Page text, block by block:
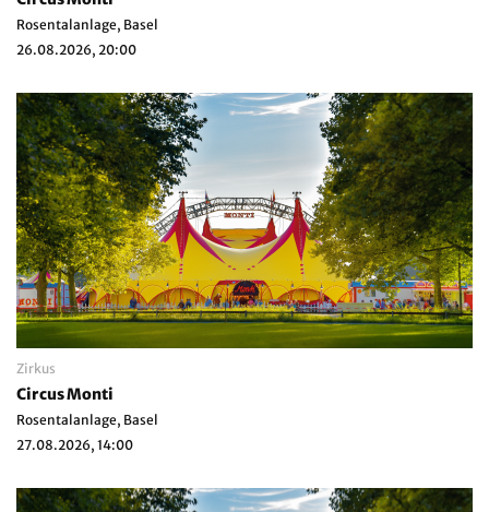
Rosentalanlage, Basel
26.08.2026, 20:00
Zirkus
Circus Monti
Rosentalanlage, Basel
27.08.2026, 14:00